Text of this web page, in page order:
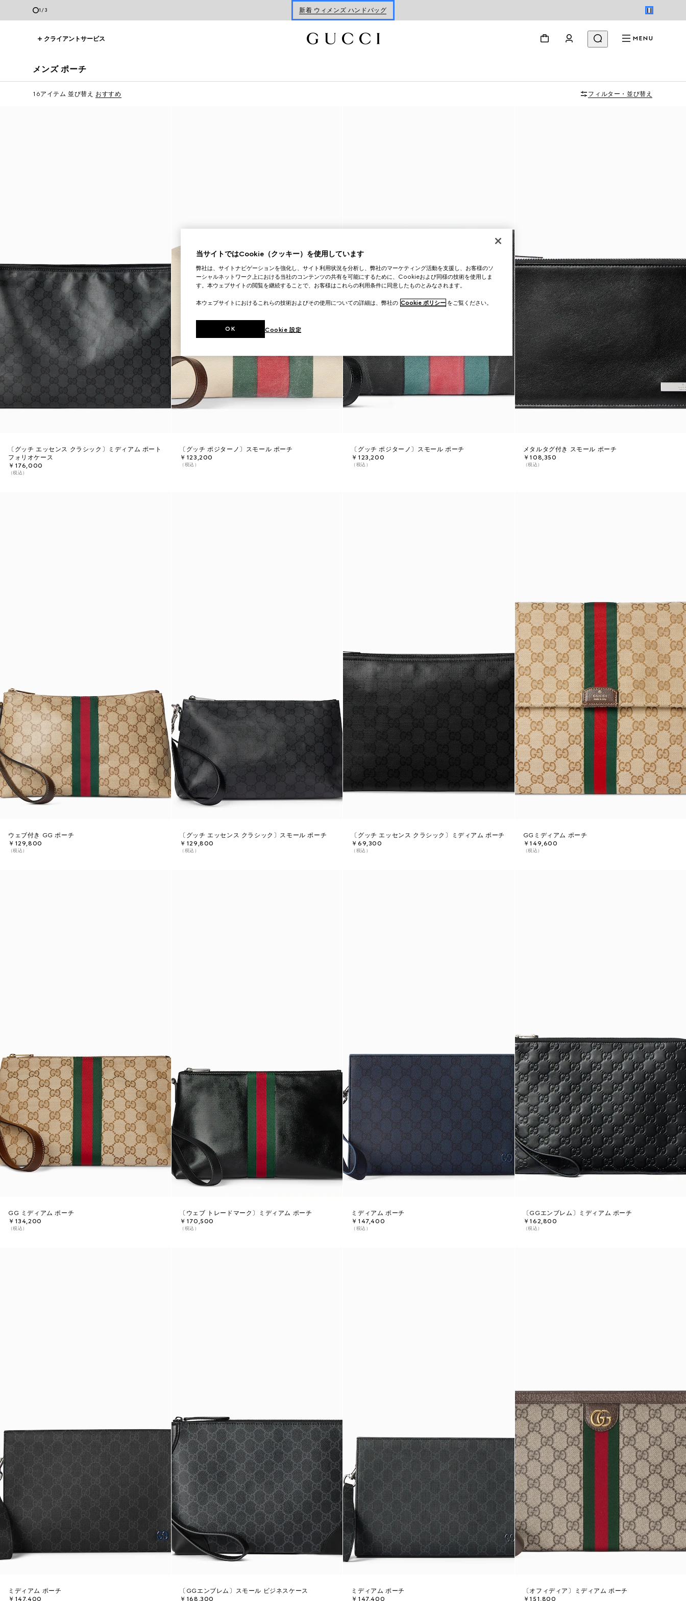
2/3 ホリデーに最適なトラベルアイテム
クライアントサービス MENU
メンズ ポーチ
16アイテム 並び替え おすすめ フィルター・並び替え
〔グッチ エッセンス クラシック〕ミディアム ポート
フォリオケース
￥176,000
（税込）
〔グッチ ポジターノ〕スモール ポーチ
￥123,200
（税込）
〔グッチ ポジターノ〕スモール ポーチ
￥123,200
（税込）
メタルタグ付き スモール ポーチ
￥108,350
（税込）
ウェブ付き GG ポーチ
￥129,800
（税込）
〔グッチ エッセンス クラシック〕スモール ポーチ
￥129,800
（税込）
〔グッチ エッセンス クラシック〕ミディアム ポーチ
￥69,300
（税込）
GGミディアム ポーチ
￥149,600
（税込）
GG ミディアム ポーチ
￥134,200
（税込）
〔ウェブ トレードマーク〕ミディアム ポーチ
￥170,500
（税込）
ミディアム ポーチ
￥147,400
（税込）
〔GGエンブレム〕ミディアム ポーチ
￥162,800
（税込）
ミディアム ポーチ
￥147,400
〔GGエンブレム〕スモール ビジネスケース
￥168,300
ミディアム ポーチ
￥147,400
〔オフィディア〕ミディアム ポーチ
￥151,800
当サイトではCookie（クッキー）を使用しています
弊社は、サイトナビゲーションを強化し、サイト利用状況を分析し、弊社のマーケティング活動を支援し、お客様のソ
ーシャルネットワーク上における当社のコンテンツの共有を可能にするために、Cookieおよび同様の技術を使用しま
す。本ウェブサイトの閲覧を継続することで、お客様はこれらの利用条件に同意したものとみなされます。
本ウェブサイトにおけるこれらの技術およびその使用についての詳細は、弊社の Cookie ポリシー をご覧ください。
Cookie 設定
OK